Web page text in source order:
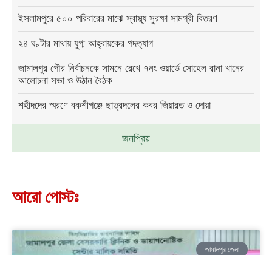
জনপ্রিয়
ইসলামপুরে ৫০০ পরিবারের মাঝে স্বাস্থ্য সুরক্ষা সামগ্রী বিতরণ
২৪ ঘণ্টার মাথায় যুগ্ম আহ্বায়কের পদত্যাগ
জামালপুর পৌর নির্বাচনকে সামনে রেখে ৭নং ওয়ার্ডে সোহেল রানা খানের
আলোচনা সভা ও উঠান বৈঠক
শহীদদের স্মরণে বকশীগঞ্জে ছাত্রদলের কবর জিয়ারত ও দোয়া
আরো পোস্টঃ
জামালপুর জেলা